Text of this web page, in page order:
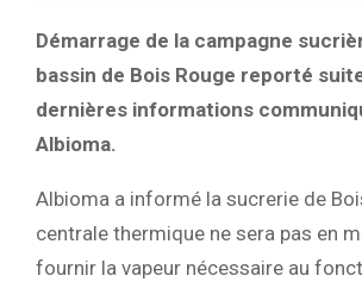
Démarrage de la campagne
bassin de Bois Rouge reporté
dernières informations
Albioma.
Albioma a informé la sucrerie de
centrale thermique ne sera pas en
fournir la vapeur nécessaire au